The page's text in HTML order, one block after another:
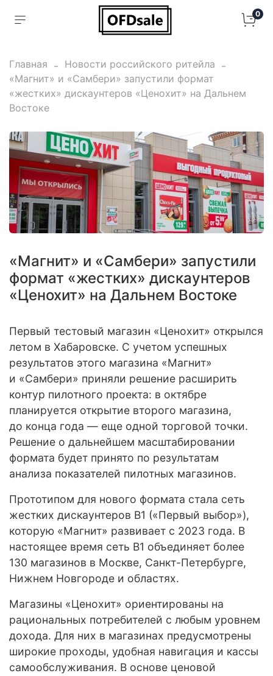
0
Главная
Новости российского ритейла
«Магнит» и «Самбери» запустили формат
«жестких» дискаунтеров «Ценохит» на Дальнем
Востоке
«Магнит» и «Самбери» запустили
формат «жестких» дискаунтеров
«Ценохит» на Дальнем Востоке
Первый тестовый магазин «Ценохит» открылся
летом в Хабаровске. С учетом успешных
результатов этого магазина «Магнит»
и «Самбери» приняли решение расширить
контур пилотного проекта: в октябре
планируется открытие второго магазина,
до конца года — еще одной торговой точки.
Решение о дальнейшем масштабировании
формата будет принято по результатам
анализа показателей пилотных магазинов.
Прототипом для нового формата стала сеть
жестких дискаунтеров В1 («Первый выбор»),
которую «Магнит» развивает с 2023 года. В
настоящее время сеть В1 объединяет более
130 магазинов в Москве, Санкт-Петербурге,
Нижнем Новгороде и областях.
Магазины «Ценохит» ориентированы на
рациональных потребителей с любым уровнем
дохода. Для них в магазинах предусмотрены
широкие проходы, удобная навигация и кассы
самообслуживания. В основe ценовой